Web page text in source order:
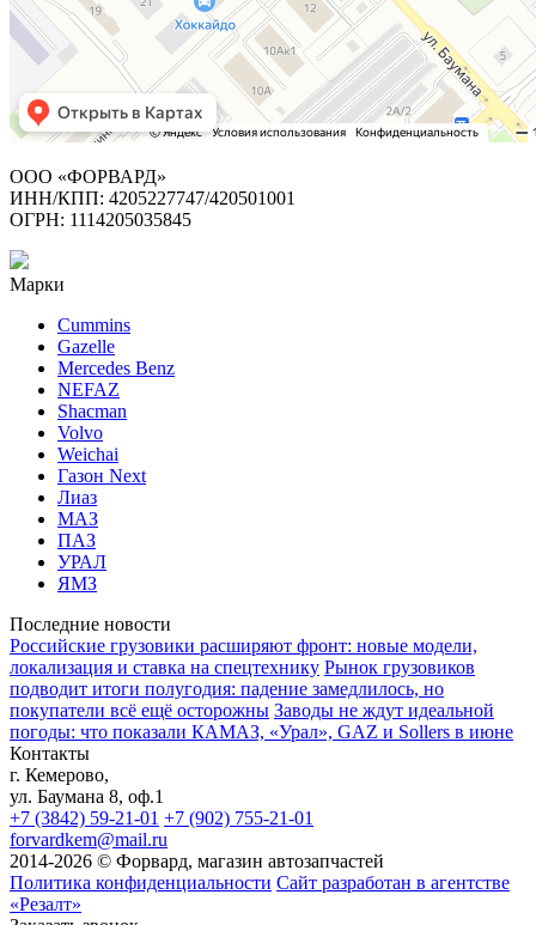
ООО «ФОРВАРД»
ИНН/КПП: 4205227747/420501001
ОГРН: 1114205035845
Марки
Cummins
Gazelle
Mercedes Benz
NEFAZ
Shacman
Volvo
Weichai
Газон Next
Лиаз
МАЗ
ПАЗ
УРАЛ
ЯМЗ
Последние новости
Российские грузовики расширяют фронт: новые модели,
локализация и ставка на спецтехнику Рынок грузовиков
подводит итоги полугодия: падение замедлилось, но
покупатели всё ещё осторожны Заводы не ждут идеальной
погоды: что показали КАМАЗ, «Урал», GAZ и Sollers в июне
Контакты
г. Кемерово,
ул. Баумана 8, оф.1
+7 (3842) 59-21-01 +7 (902) 755-21-01
forvardkem@mail.ru
2014-2026 © Форвард, магазин автозапчастей
Политика конфиденциальности Сайт разработан в агентстве
«Резалт»